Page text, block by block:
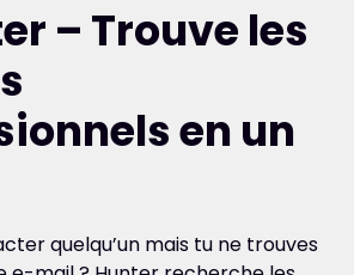
– Trouve les
en un
quelqu’un mais tu ne trouves